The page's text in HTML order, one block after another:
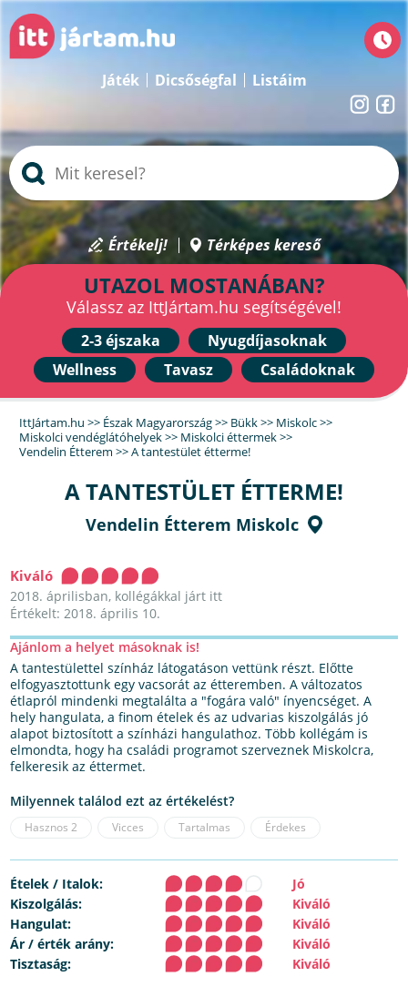
Játék Dicsőségfal Listáim
Értékelj! Térképes kereső
UTAZOL MOSTANÁBAN?
Válassz az IttJártam.hu segítségével!
2-3 éjszaka
Nyugdíjasoknak
Wellness
Tavasz Családoknak
IttJártam.hu >> Észak Magyarország>> Bükk>> Miskolc>>
Miskolci vendéglátóhelyek>> Miskolci éttermek>>
Vendelin Étterem >>A tantestület étterme!
A TANTESTÜLET ÉTTERME!
Vendelin Étterem Miskolc
Kiváló
2018. áprilisban, kollégákkal járt itt
Értékelt: 2018. április 10.
Ajánlom a helyet másoknak is!
A tantestülettel színház látogatáson vettünk részt. Előtte
elfogyasztottunk egy vacsorát az étteremben. A változatos
étlapról mindenki megtalálta a "fogára való" ínyencséget. A
hely hangulata, a finom ételek és az udvarias kiszolgálás jó
alapot biztosított a színházi hangulathoz. Több kollégám is
elmondta, hogy ha családi programot szerveznek Miskolcra,
felkeresik az éttermet.
Milyennek találod ezt az értékelést?
Hasznos 2 Vicces Tartalmas Érdekes
Ételek / Italok:
Jó
Kiszolgálás:
Kiváló
Hangulat:
Kiváló
Ár / érték arány:
Kiváló
Tisztaság:
Kiváló